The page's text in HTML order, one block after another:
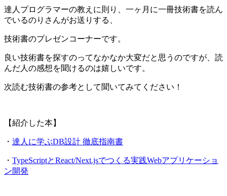
達人プログラマーの教えに則り、一ヶ月に一冊技術書を読ん
でいるのりさんがお送りする、
技術書のプレゼンコーナーです。
良い技術書を探すのってなかなか大変だと思うのですが、読
んだ人の感想を聞けるのは嬉しいです。
次読む技術書の参考として聞いてみてください！
【紹介した本】
・ 達人に学ぶDB設計 徹底指南書
・ TypeScriptとReact/Next.jsでつくる実践Webアプリケーショ
ン開発